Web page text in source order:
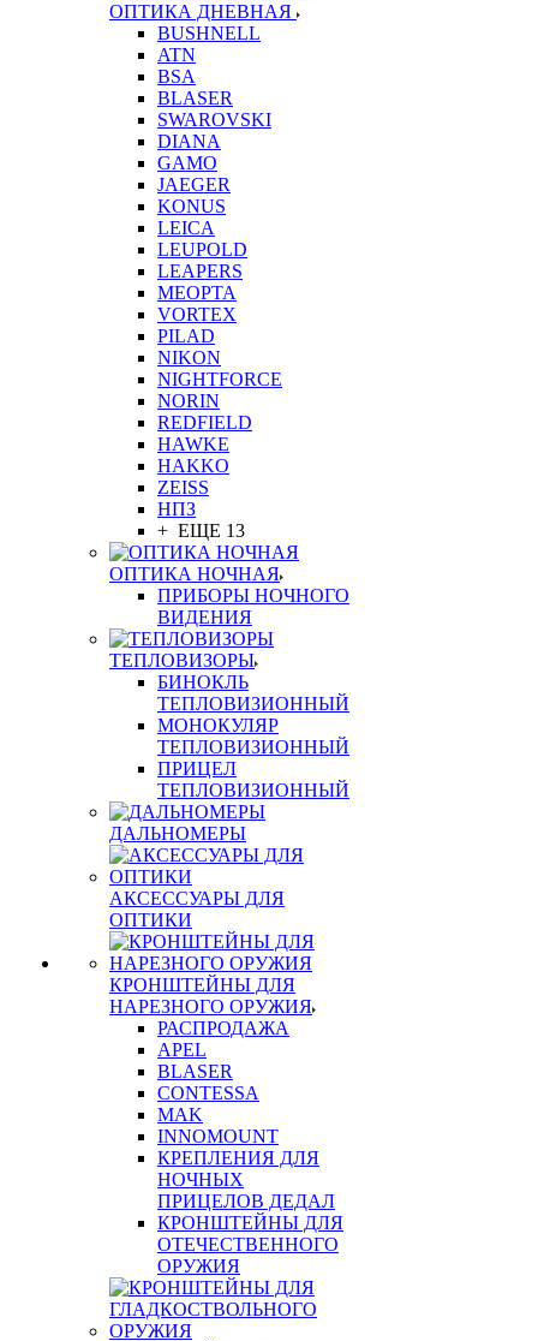
ОПТИКА ДНЕВНАЯ
BUSHNELL
ATN
BSA
BLASER
SWAROVSKI
DIANA
GAMO
JAEGER
KONUS
LEICA
LEUPOLD
LEAPERS
MEOPTA
VORTEX
PILAD
NIKON
NIGHTFORCE
NORIN
REDFIELD
HAWKE
HAKKO
ZEISS
НПЗ
+ ЕЩЕ 13
ОПТИКА НОЧНАЯ
ПРИБОРЫ НОЧНОГО
ВИДЕНИЯ
ТЕПЛОВИЗОРЫ
БИНОКЛЬ
ТЕПЛОВИЗИОННЫЙ
МОНОКУЛЯР
ТЕПЛОВИЗИОННЫЙ
ПРИЦЕЛ
ТЕПЛОВИЗИОННЫЙ
ДАЛЬНОМЕРЫ
АКСЕССУАРЫ ДЛЯ
ОПТИКИ
КРОНШТЕЙНЫ ДЛЯ
НАРЕЗНОГО ОРУЖИЯ
РАСПРОДАЖА
APEL
BLASER
CONTESSA
MAK
INNOMOUNT
КРЕПЛЕНИЯ ДЛЯ
НОЧНЫХ
ПРИЦЕЛОВ ДЕДАЛ
КРОНШТЕЙНЫ ДЛЯ
ОТЕЧЕСТВЕННОГО
ОРУЖИЯ